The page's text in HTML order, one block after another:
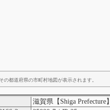
の都道府県の市町村地図が表示されます。
滋賀県【Shiga Prefecture】